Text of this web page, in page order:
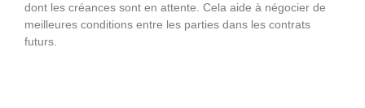
dont les créances sont en attente. Cela aide à négocier de
meilleures conditions entre les parties dans les contrats
futurs.